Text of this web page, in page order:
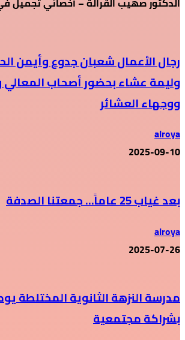
رجال الأعمال شعبان جدوع وأيمن
وليمة عشاء بحضور أصحاب المعالي
ووجهاء العشائر
alroya
2025-09-10
بعد غياب 25 عاماً… جمعتنا الصدفة
alroya
2025-07-26
مدرسة النزهة الثانوية المختلطة
بشراكة مجتمعية